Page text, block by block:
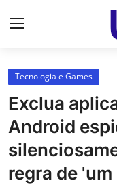
Login
Home
UOL Email Entrar
UOL ADS
Tecnologia e Games
Exclua
Android
regra de